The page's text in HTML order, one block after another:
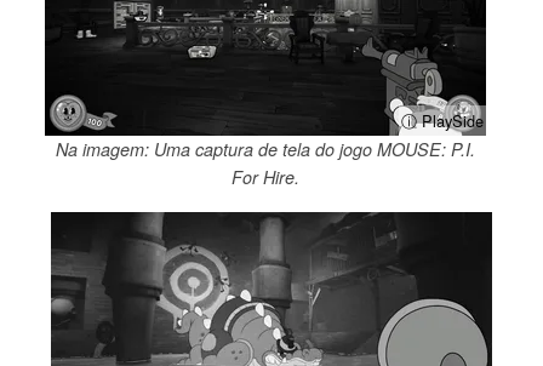
ⓘ PlaySide
Na imagem: Uma captura de tela do jogo MOUSE: P.I.
For Hire.